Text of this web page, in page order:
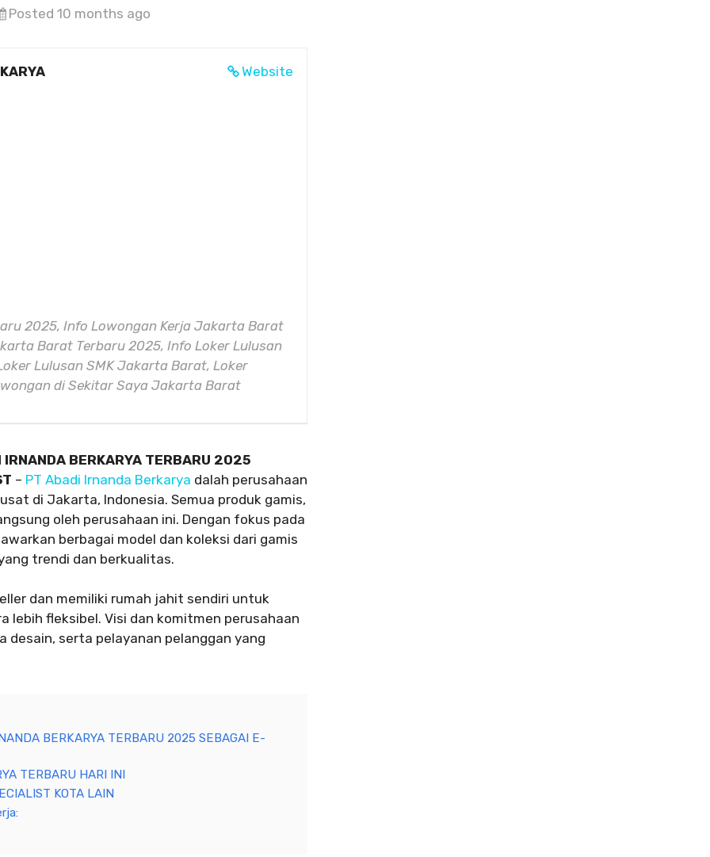
Posted 10 months ago
Website
2025, Info Lowongan Kerja Jakarta Barat
Barat Terbaru 2025, Info Loker Lulusan
Lulusan SMK Jakarta Barat, Loker
di Sekitar Saya Jakarta Barat
BERKARYA TERBARU 2025
– PT Abadi Irnanda Berkarya dalah perusahaan
di Jakarta, Indonesia. Semua produk gamis,
oleh perusahaan ini. Dengan fokus pada
berbagai model dan koleksi dari gamis
trendi dan berkualitas.
dan memiliki rumah jahit sendiri untuk
lebih fleksibel. Visi dan komitmen perusahaan
serta pelayanan pelanggan yang
BERKARYA TERBARU 2025 SEBAGAI E-
TERBARU HARI INI
KOTA LAIN